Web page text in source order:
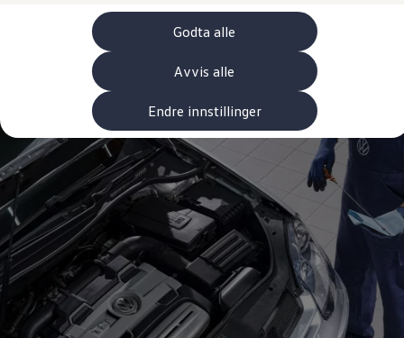
Godta alle
Avvis alle
Endre innstillinger
Lastsikring
Billån
Bilforsikring
Varebiler med firehjulstrekk
Proff leasing
Kundeløfter
Connect Pro
Klimakalkulator
Finansiering
Prislister
Leasing
Billån
Lease eller kjøpe bil
Bilforsikring
Lading
Ladekort fra Volkswagen
Hjemmelading
Hurtiglading
Ruteplanlegger
Elbillader
Rekkevidde-kalkulator